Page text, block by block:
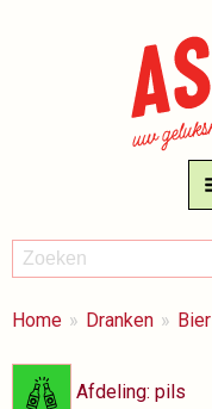
ZOEKEN
Zoeken
BREADCRUMBS
Je
hier:
Home Dranken Bier
Afdeling: pils